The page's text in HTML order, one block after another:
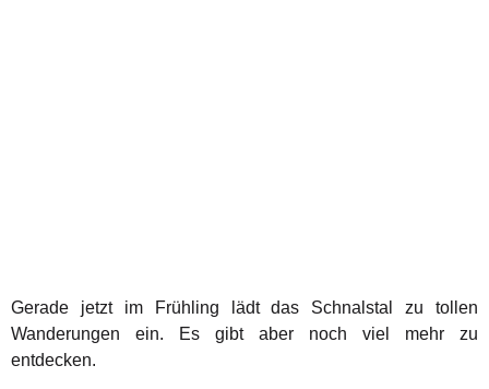
Gerade jetzt im Frühling lädt das Schnalstal zu tollen
Wanderungen ein. Es gibt aber noch viel mehr zu
entdecken.